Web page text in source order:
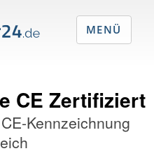
CE Zertifiziert
Kennzeichnung
MENÜ